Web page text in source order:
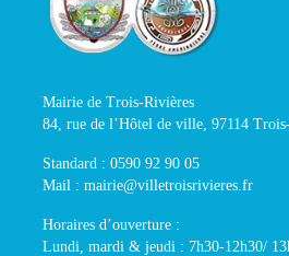
Mairie de Trois-Rivières
84, rue de l’Hôtel de ville, 97114
Standard : 0590 92 90 05
Mail : mairie@villetroisrivieres.fr
Horaires d’ouverture :
Lundi, mardi & jeudi : 7h30-12h30/